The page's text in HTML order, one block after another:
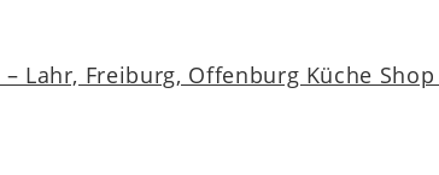
– Lahr, Freiburg, Offenburg Küche